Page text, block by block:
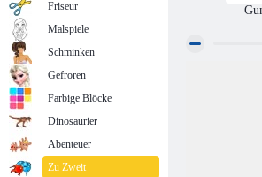
Friseur
Malspiele
Schminken
Gefroren
Farbige Blöcke
Dinosaurier
Abenteuer
Zu Zweit